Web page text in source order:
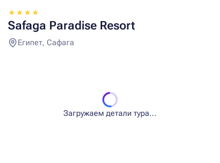
Safaga Paradise Resort
Египет, Сафага
Загружаем детали тура...